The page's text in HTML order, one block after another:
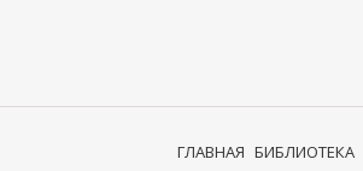
ГЛАВНАЯ БИБЛИОТЕКА